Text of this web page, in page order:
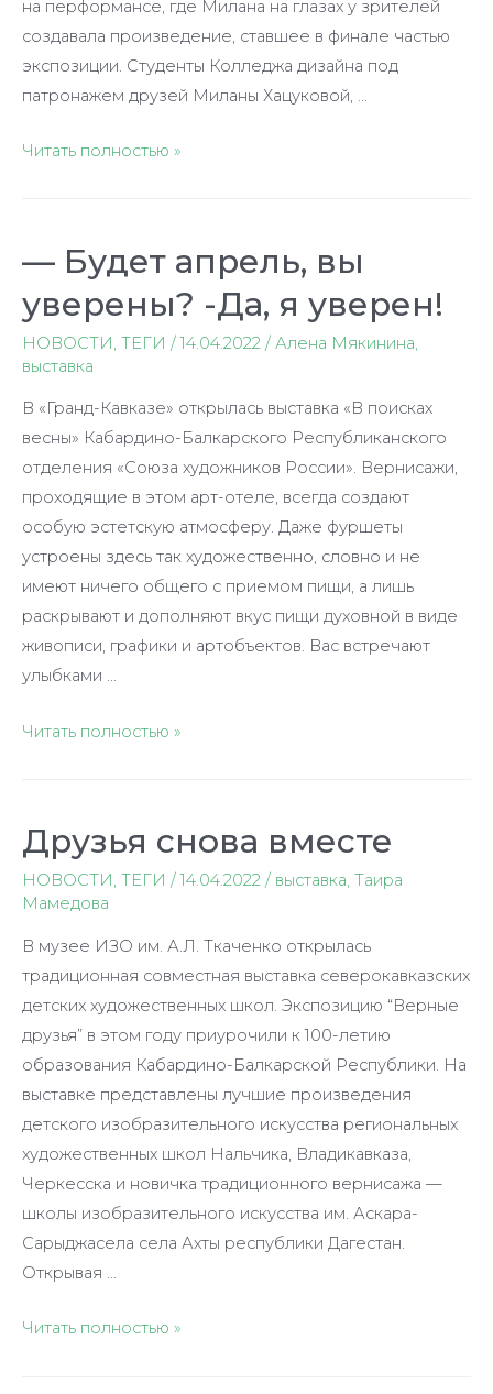
на перформансе, где Милана на глазах у зрителей
создавала произведение, ставшее в финале частью
экспозиции. Студенты Колледжа дизайна под
патронажем друзей Миланы Хацуковой, …
Обнаружение
Читать полностью »
— Будет апрель, вы
уверены? -Да, я уверен!
НОВОСТИ, ТЕГИ /14.04.2022 / Алена Мякинина,
выставка
В «Гранд-Кавказе» открылась выставка «В поисках
весны» Кабардино-Балкарского Республиканского
отделения «Союза художников России». Вернисажи,
проходящие в этом арт-отеле, всегда создают
особую эстетскую атмосферу. Даже фуршеты
устроены здесь так художественно, словно и не
имеют ничего общего с приемом пищи, а лишь
раскрывают и дополняют вкус пищи духовной в виде
живописи, графики и артобъектов. Вас встречают
улыбками …
—
уверены?
-Да,
я
уверен!
Читать полностью »
Друзья снова вместе
НОВОСТИ , ТЕГИ /14.04.2022 / выставка, Таира
Мамедова
В музее ИЗО им. А.Л. Ткаченко открылась
традиционная совместная выставка северокавказских
детских художественных школ. Экспозицию “Верные
друзья” в этом году приурочили к 100-летию
образования Кабардино-Балкарской Республики. На
выставке представлены лучшие произведения
детского изобразительного искусства региональных
художественных школ Нальчика, Владикавказа,
Черкесска и новичка традиционного вернисажа —
школы изобразительного искусства им. Аскара-
Сарыджасела села Ахты республики Дагестан.
Открывая …
Друзья
Читать полностью »